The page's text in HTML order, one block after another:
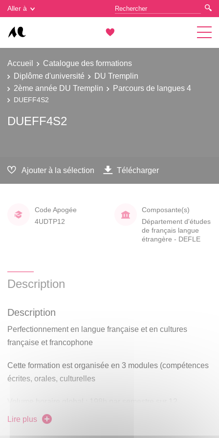
Aller à
Accueil
Catalogue des formations
Diplôme d'université
DU Tremplin
2ème année DU Tremplin
Parcours de langues 4
DUEFF4S2
DUEFF4S2
Ajouter à la sélection Télécharger
Code Apogée
4UDTP12
Composante(s)
Département d'études
de français langue
étrangère - DEFLE
Description
Description
Perfectionnement en langue française et en cultures
française et francophone
Cette formation est organisée en 3 modules (compétences
écrites, orales, culturelles
semaines
Lire plus
Gestion des cookies